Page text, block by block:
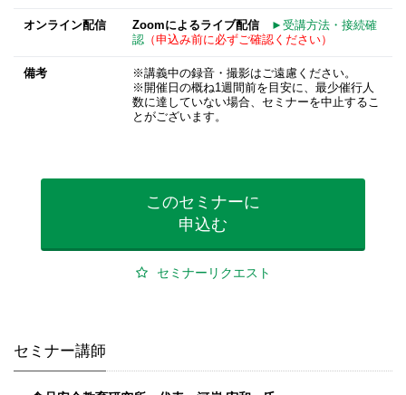
オンライン配信 Zoomによるライブ配信
►受講方法・接続確
認（申込み前に必ずご確認ください）
備考
※講義中の録音・撮影はご遠慮ください。
※開催日の概ね1週間前を目安に、最少催行人
数に達していない場合、セミナーを中止するこ
とがございます。
このセミナーに
申込む
セミナーリクエスト
セミナー講師